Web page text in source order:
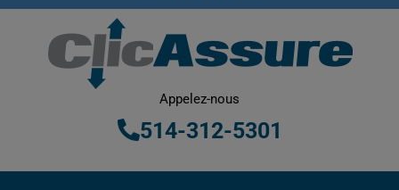
Appelez-nous
514-312-5301